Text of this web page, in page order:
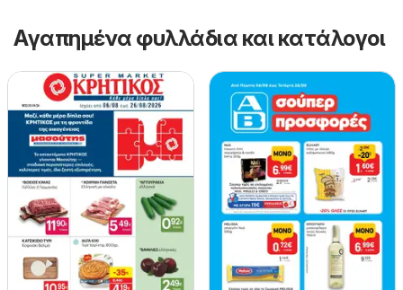
Αγαπημένα φυλλάδια και κατάλογοι